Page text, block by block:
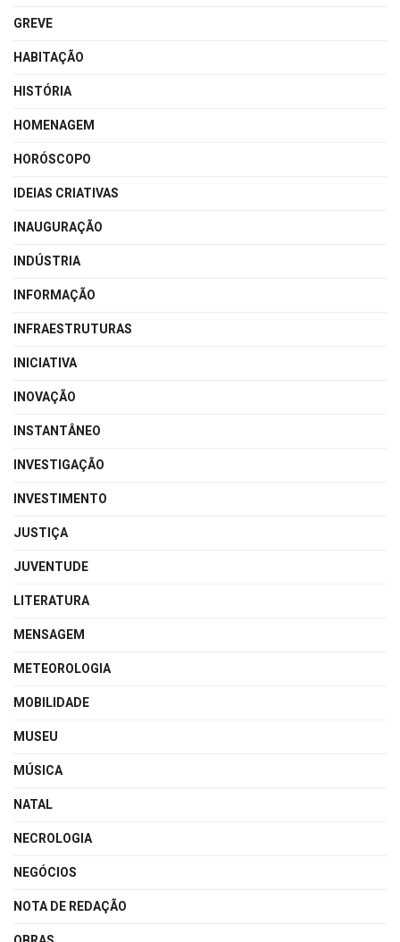
GREVE
HABITAÇÃO
HISTÓRIA
HOMENAGEM
HORÓSCOPO
IDEIAS CRIATIVAS
INAUGURAÇÃO
INDÚSTRIA
INFORMAÇÃO
INFRAESTRUTURAS
INICIATIVA
INOVAÇÃO
INSTANTÂNEO
INVESTIGAÇÃO
INVESTIMENTO
JUSTIÇA
JUVENTUDE
LITERATURA
MENSAGEM
METEOROLOGIA
MOBILIDADE
MUSEU
MÚSICA
NATAL
NECROLOGIA
NEGÓCIOS
NOTA DE REDAÇÃO